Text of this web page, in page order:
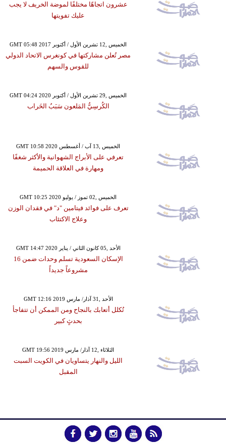
عشرون اتجاهًا مختلفًا لموضة الخريف لا يجب
عليك تفويتها
GMT 05:48 2017 الخميس ,12 تشرين الأول / أكتوبر
مصر تُعلن مشاركتها في كونغرس الاتحاد الدولي
للقوس والسهم
GMT 04:24 2020 الخميس ,29 تشرين الأول / أكتوبر
الكُرسِيُّ المَلعون سَبَبُ الخَراب
GMT 10:58 2020 الخميس ,13 آب / أغسطس
تعرفي على الأبراج الشهوانية والأكثر شغفًا
ومهارة في العلاقة الحميمة
GMT 10:25 2020 الخميس ,02 تموز / يوليو
تعرف على فوائد فيتامين "د" في فقدان الوزن
وعلاج الاكتئاب
GMT 14:47 2020 الأحد ,05 كانون الثاني / يناير
الإسكان السعودية تسلم وحدات ضمن 16
مشروعاً جديداً
GMT 12:16 2019 الأحد ,31 آذار/ مارس
تُكلل أتعابك بالنجاح ومن الممكن أن تتفاجأ
بحدثٍ كبير
GMT 19:56 2019 الثلاثاء ,12 آذار/ مارس
الليل والنهار يتساويان في الكويت السبت
المقبل